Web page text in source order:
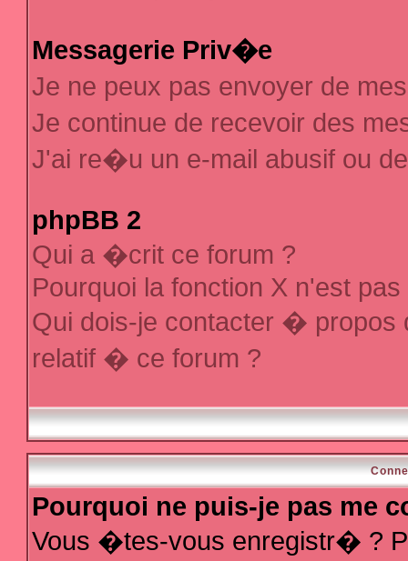
Messagerie Priv�e
Je ne peux pas envoyer de
Je continue de recevoir des
J'ai re�u un e-mail abusif ou
phpBB 2
Qui a �crit ce forum ?
Pourquoi la fonction X n'est
Qui dois-je contacter �
relatif � ce forum ?
Pourquoi ne puis-je pas me
Vous �tes-vous enregistr� ?